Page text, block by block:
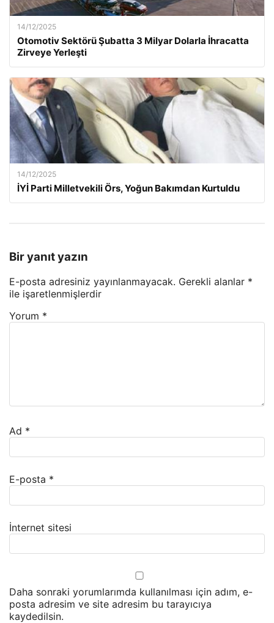
14/12/2025
Otomotiv Sektörü Şubatta 3 Milyar Dolarla İhracatta
Zirveye Yerleşti
14/12/2025
İYİ Parti Milletvekili Örs, Yoğun Bakımdan Kurtuldu
Bir yanıt yazın
E-posta adresiniz yayınlanmayacak. Gerekli alanlar *
ile işaretlenmişlerdir
Yorum *
Ad *
E-posta *
İnternet sitesi
Daha sonraki yorumlarımda kullanılması için adım, e-
posta adresim ve site adresim bu tarayıcıya
kaydedilsin.